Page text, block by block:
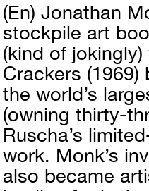
(En) Jonathan
stockpile art
(kind of jokingly)
Crackers
the world’s
(owning thirty-
Ruscha’s
work. Monk’s
also became